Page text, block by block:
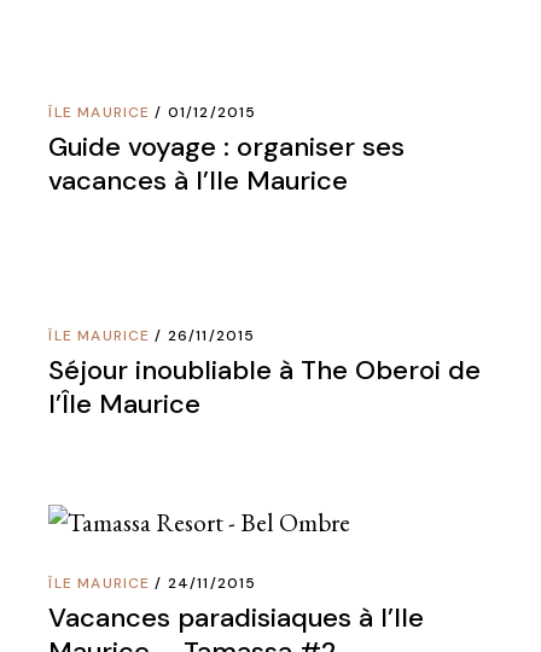
ÎLE MAURICE 01/12/2015
Guide voyage : organiser ses
vacances à l’Ile Maurice
ÎLE MAURICE 26/11/2015
Séjour inoubliable à The Oberoi de
l’Île Maurice
ÎLE MAURICE 24/11/2015
Vacances paradisiaques à l’Ile